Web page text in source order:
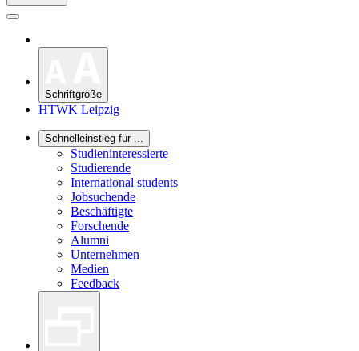
Schriftgröße
HTWK Leipzig
Schnelleinstieg für ...
Studieninteressierte
Studierende
International students
Jobsuchende
Beschäftigte
Forschende
Alumni
Unternehmen
Medien
Feedback